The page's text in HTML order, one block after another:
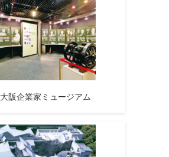
阪企業家ミュージアム